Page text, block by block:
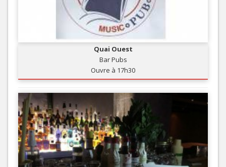
Quai Ouest
Bar Pubs
Ouvre à 17h30